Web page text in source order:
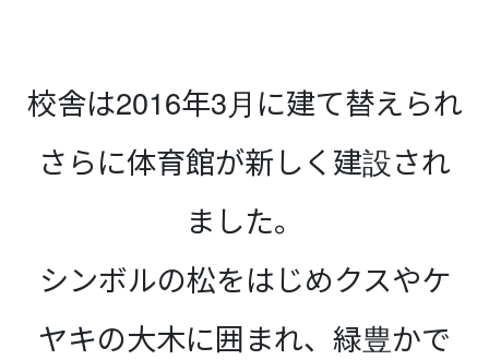
校舎は2016年3月に建て替えられ
さらに体育館が新しく建設され
ました。
シンボルの松をはじめクスやケ
ヤキの大木に囲まれ、緑豊かで